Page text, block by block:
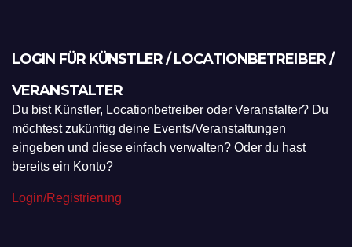
LOGIN FÜR KÜNSTLER / LOCATIONBETREIBER /
VERANSTALTER
Du bist Künstler, Locationbetreiber oder Veranstalter? Du
möchtest zukünftig deine Events/Veranstaltungen
eingeben und diese einfach verwalten? Oder du hast
bereits ein Konto?
Login/Registrierung